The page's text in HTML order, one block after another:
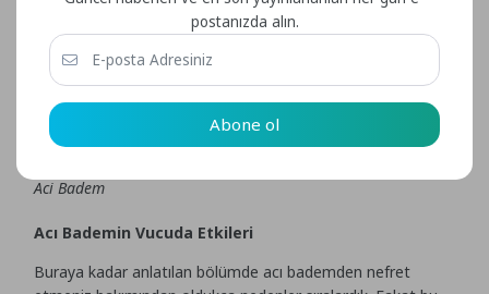
Aci Badem
Acı Bademin Vucuda Etkileri
Buraya kadar anlatılan bölümde acı bademden nefret
postanızda alın.
Abone ol